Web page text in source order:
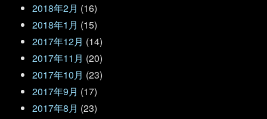
2018年2月 (16)
2018年1月 (15)
2017年12月 (14)
2017年11月 (20)
2017年10月 (23)
2017年9月 (17)
2017年8月 (23)